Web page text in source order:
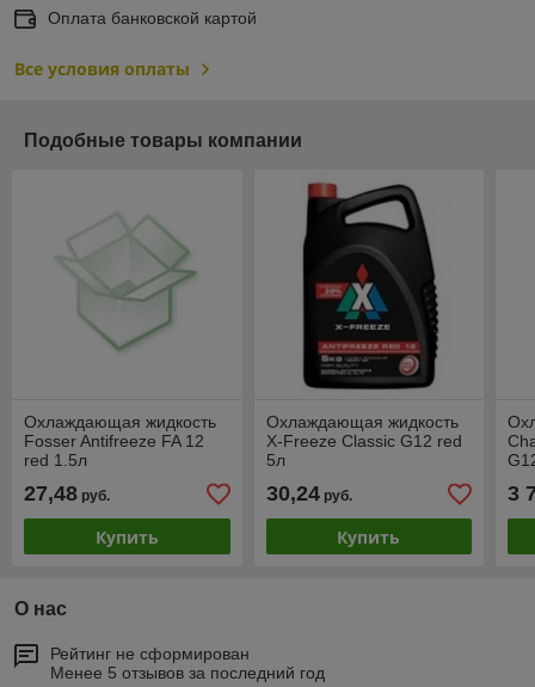
Оплата банковской картой
Все условия оплаты
Подобные товары компании
Охлаждающая жидкость
Fosser Antifreeze FA 12
red 1.5л
27,48 руб.
Купить
Охлаждающая жидкость
X-Freeze Classic G12 red
5л
30,24руб.
Купить
3
О нас
Рейтинг не сформирован
Менее 5 отзывов за последний год